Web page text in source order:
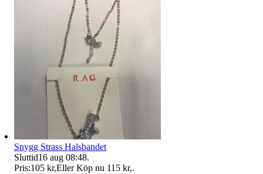
Snygg Strass Halsbandet
Sluttid16 aug 08:48.
Pris:105 kr,Eller Köp nu 115 kr,.